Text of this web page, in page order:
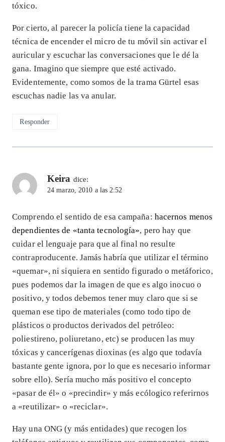
tóxico.
Por cierto, al parecer la policía tiene la capacidad
técnica de encender el micro de tu móvil sin activar el
auricular y escuchar las conversaciones que le dé la
gana. Imagino que siempre que esté activado.
Evidentemente, como somos de la trama Gürtel esas
escuchas nadie las va anular.
Responder
Keira dice:
24 marzo, 2010 a las 2:52
Comprendo el sentido de esa campaña: hacernos menos
dependientes de «tanta tecnología», pero hay que
cuidar el lenguaje para que al final no resulte
contraproducente. Jamás habría que utilizar el término
«quemar», ni siquiera en sentido figurado o metáforico,
pues podemos dar la imagen de que es algo inocuo o
positivo, y todos debemos tener muy claro que si se
queman ese tipo de materiales (como todo tipo de
plásticos o productos derivados del petróleo:
poliestireno, poliuretano, etc) se producen las muy
tóxicas y cancerígenas dioxinas (es algo que todavía
bastante gente ignora, por lo que es necesario informar
sobre ello). Sería mucho más positivo el concepto
«pasar de él» o «precindir» y más ecólogico referirnos
a «reutilizar» o «reciclar».
Hay una ONG (y más entidades) que recogen los